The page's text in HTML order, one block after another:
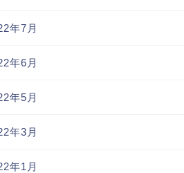
年7月
年6月
年5月
年3月
年1月